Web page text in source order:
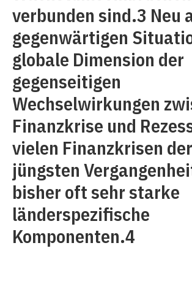
verbunden sind.3 Neu
gegenwärtigen
globale Dimension der
gegenseitigen
Wechselwirkungen
Finanzkrise und
vielen Finanzkrisen der
jüngsten
bisher oft sehr starke
länderspezifische
Komponenten.4